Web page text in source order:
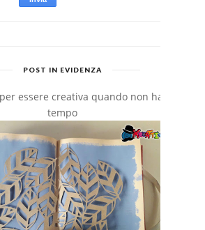
POST IN EVIDENZA
essere creativa quando non hai
tempo